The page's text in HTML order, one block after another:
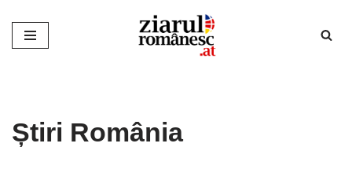
Sari
Știri România